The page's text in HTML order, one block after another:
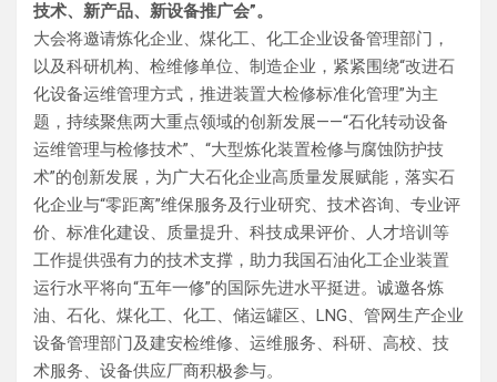
技术、新产品、新设备推广会”。
大会将邀请炼化企业、煤化工、化工企业设备管理部门，
以及科研机构、检维修单位、制造企业，紧紧围绕“改进石
化设备运维管理方式，推进装置大检修标准化管理”为主
题，持续聚焦两大重点领域的创新发展——“石化转动设备
运维管理与检修技术”、“大型炼化装置检修与腐蚀防护技
术”的创新发展，为广大石化企业高质量发展赋能，落实石
化企业与“零距离”维保服务及行业研究、技术咨询、专业评
价、标准化建设、质量提升、科技成果评价、人才培训等
工作提供强有力的技术支撑，助力我国石油化工企业装置
运行水平将向“五年一修”的国际先进水平挺进。诚邀各炼
油、石化、煤化工、化工、储运罐区、LNG、管网生产企业
设备管理部门及建安检维修、运维服务、科研、高校、技
术服务、设备供应厂商积极参与。